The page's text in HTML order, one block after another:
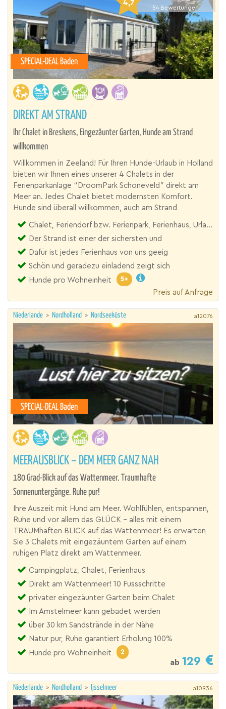
4,7
54 Bewertungen
SPECIAL-DEAL Baden
DIREKT AM STRAND
Ihr Chalet in Breskens, Eingezäunter Garten, Hunde am Strand
willkommen
Willkommen in Zeeland! Für Ihren Hunde-Urlaub in Holland
bieten wir Ihnen eines unserer 4 Chalets in der
Ferienparkanlage “DroomPark Schoneveld” direkt am
Meer an. Jedes Chalet bietet modernsten Komfort.
Hunde sind überall willkommen, auch am Strand
Chalet, Feriendorf bzw. Ferienpark, Ferienhaus, Urlaubsresort
Der Strand ist einer der sichersten und
Dafür ist jedes Ferienhaus von uns geeig
Schön und geradezu einladend zeigt sich
Hunde pro Wohneinheit
5+
Preis auf Anfrage
Niederlande > Nordholland > Nordseeküste a12076
SPECIAL-DEAL Baden
MEERAUSBLICK – DEM MEER GANZ NAH
180 Grad-Blick auf das Wattenmeer. Traumhafte
Sonnenuntergänge. Ruhe pur!
Ihre Auszeit mit Hund am Meer. Wohlfühlen, entspannen,
Ruhe und vor allem das GLÜCK - alles mit einem
TRAUMhaften BLICK auf das Wattenmeer! Es erwarten
Sie 3 Chalets mit eingezäuntem Garten auf einem
ruhigen Platz direkt am Wattenmeer.
Campingplatz, Chalet, Ferienhaus
Direkt am Wattenmeer! 10 Fussschritte
privater eingezäunter Garten beim Chalet
Im Amstelmeer kann gebadet werden
über 30 km Sandstrände in der Nähe
Natur pur, Ruhe garantiert Erholung 100%
Hunde pro Wohneinheit
2
ab 129
Niederlande > Nordholland > Ijsselmeer a10936